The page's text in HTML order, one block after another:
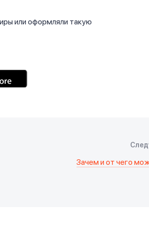
или оформляли такую
Зачем и от чего